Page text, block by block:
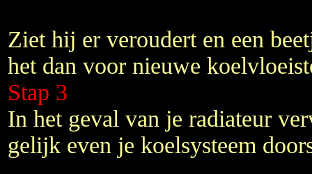
Ziet hij er veroudert en een
het dan voor nieuwe
Stap 3
In het geval van je radiateur
gelijk even je koelsysteem